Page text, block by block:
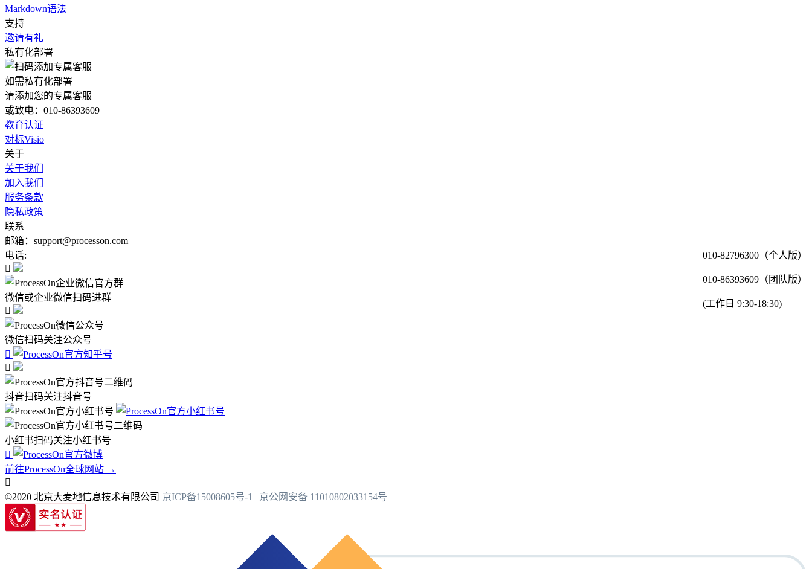
Markdown语法
支持
邀请有礼
私有化部署
如需私有化部署
请添加您的专属客服
或致电：010-86393609
教育认证
对标Visio
关于
关于我们
加入我们
服务条款
隐私政策
联系
邮箱：support@processon.com
电话:
010-82796300（个人版）
010-86393609（团队版）
(工作日 9:30-18:30)

微信或企业微信扫码进群

微信扫码关注公众号


抖音扫码关注抖音号
小红书扫码关注小红书号

前往ProcessOn全球网站 →

©2020 北京大麦地信息技术有限公司 京ICP备15008605号-1 | 京公网安备 11010802033154号